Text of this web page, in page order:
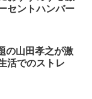
セントハンバー
の山田孝之が激
活でのストレ